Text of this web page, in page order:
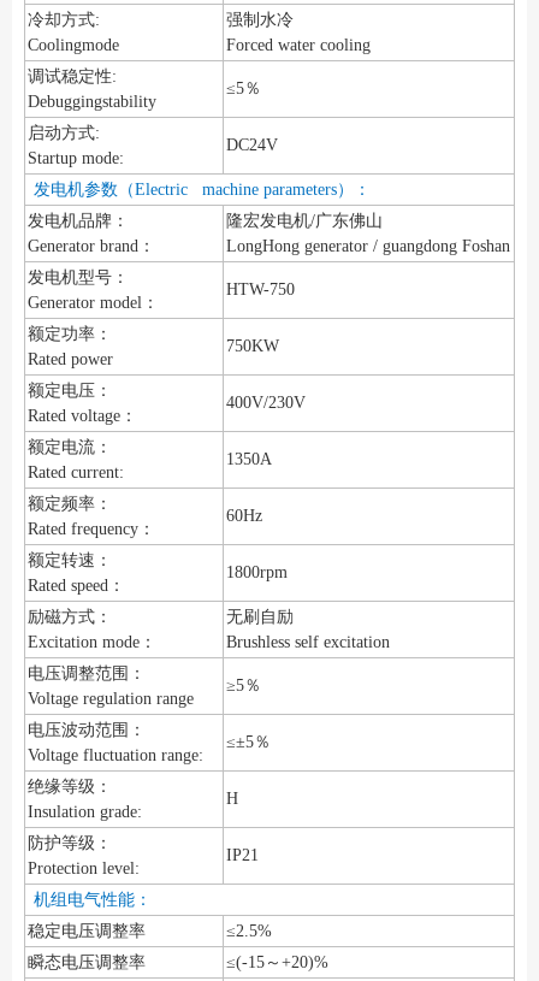
冷却方式:
Coolingmode
强制水冷
Forced water cooling
调试稳定性:
Debuggingstability
≤5％
启动方式:
Startup mode:
DC24V
发电机参数（Electric machine parameters）：
发电机品牌：
Generator brand：
隆宏发电机/广东佛山
LongHong generator / guangdong Foshan
发电机型号：
Generator model：
HTW-750
额定功率：
Rated power
750KW
额定电压：
Rated voltage：
400V/230V
额定电流：
Rated current:
1350A
额定频率：
Rated frequency：
60Hz
额定转速：
Rated speed：
1800rpm
励磁方式：
Excitation mode：
无刷自励
Brushless self excitation
电压调整范围：
Voltage regulation range
≥5％
电压波动范围：
Voltage fluctuation range:
≤±5％
绝缘等级：
Insulation grade:
H
防护等级：
Protection level:
IP21
机组电气性能：
稳定电压调整率
≤2.5%
瞬态电压调整率
≤(-15～+20)%